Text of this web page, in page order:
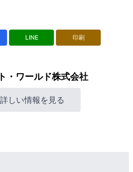
LINE 印刷
・ワールド株式会社
しい情報を見る